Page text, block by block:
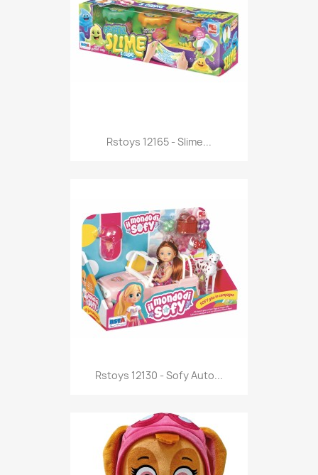
Anteprima
Rstoys 12165 - Slime...
Anteprima
Rstoys 12130 - Sofy Auto...